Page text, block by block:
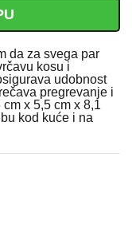
da za svega par
kosu i
udobnost
pregrevanje i
x 5,5 cm x 8,1
kod kuće i na